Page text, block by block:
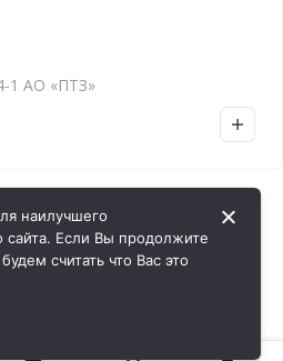
1 АО «ПТЗ»
наилучшего
сайта. Если Вы продолжите
считать что Вас это